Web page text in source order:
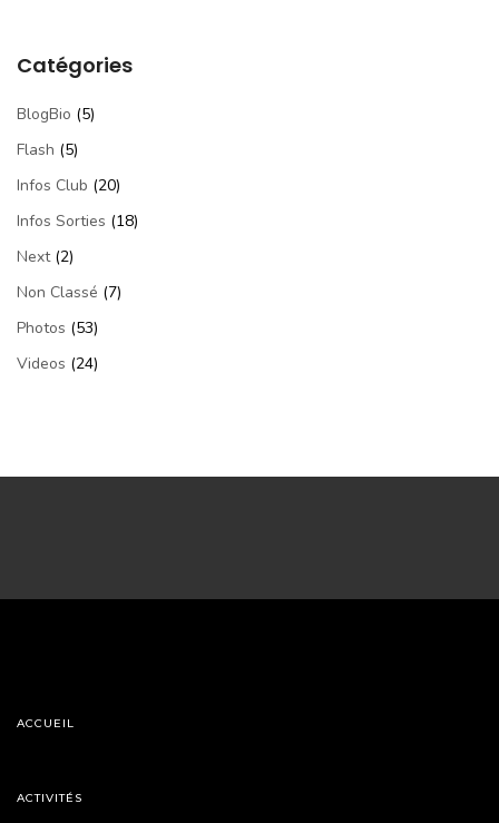
Catégories
BlogBio (5)
Flash (5)
Infos Club (20)
Infos Sorties (18)
Next(2)
Non Classé (7)
Photos (53)
Videos (24)
ACCUEIL
ACTIVITÉS